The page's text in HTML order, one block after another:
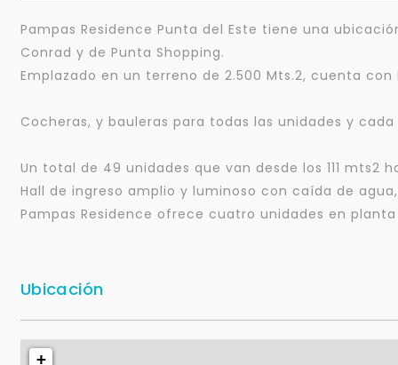
Pampas Residence Punta del Este tiene una
Conrad y de Punta Shopping.
Emplazado en un terreno de 2.500 Mts.2, cuenta
Cocheras, y bauleras para todas las unidades y
Un total de 49 unidades que van desde los 111 mts2
Hall de ingreso amplio y luminoso con caída de
Pampas Residence ofrece cuatro unidades en
Ubicación
+